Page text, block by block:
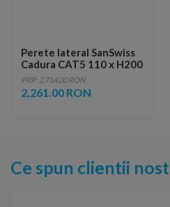
Perete lateral SanSwiss
Cadura CAT5 110 x H200
cm
PRP: 2,714.00 RON
2,261.00 RON
Ce spun clientii